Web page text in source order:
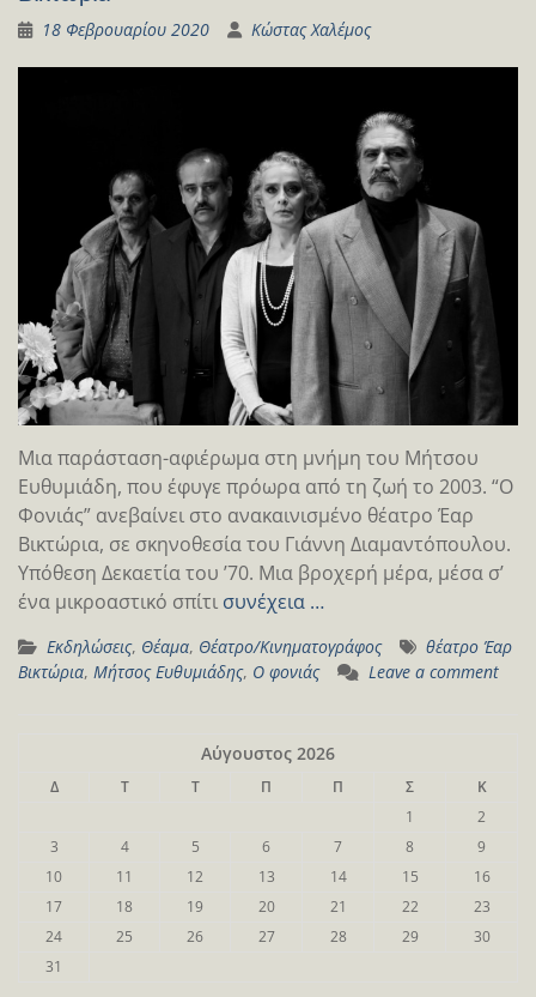
18 Φεβρουαρίου 2020 Κώστας Χαλέμος
Μια παράσταση-αφιέρωμα στη μνήμη του Μήτσου
Ευθυμιάδη, που έφυγε πρόωρα από τη ζωή το 2003. “Ο
Φονιάς” ανεβαίνει στο ανακαινισμένο θέατρο Έαρ
Βικτώρια, σε σκηνοθεσία του Γιάννη Διαμαντόπουλου.
Υπόθεση Δεκαετία του ’70. Μια βροχερή μέρα, μέσα σ’
ένα μικροαστικό σπίτι συνέχεια …
Εκδηλώσεις, Θέαμα, Θέατρο/Κινηματογράφος
θέατρο Έαρ
Βικτώρια, Μήτσος Ευθυμιάδης, Ο φονιάς Leave a comment
Αύγουστος 2026
Δ Τ Τ Π Π Σ
Κ
1
2
3
4 5 6 7 8
9
10
11 12 13 14 15
16
17
18 19 20 21 22
23
24
25 26 27 28 29
30
31